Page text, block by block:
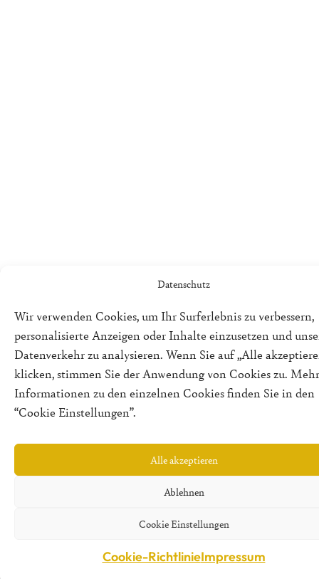
Datenschutz
Wir verwenden Cookies, um Ihr Surferlebnis zu verbessern,
personalisierte Anzeigen oder Inhalte einzusetzen und
Datenverkehr zu analysieren. Wenn Sie auf „Alle
klicken, stimmen Sie der Anwendung von Cookies zu. Mehr
Informationen zu den einzelnen Cookies finden Sie in den
“Cookie Einstellungen”.
Alle akzeptieren
Ablehnen
Cookie Einstellungen
Cookie-RichtlinieImpressum